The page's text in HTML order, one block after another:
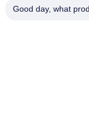
Good day, what